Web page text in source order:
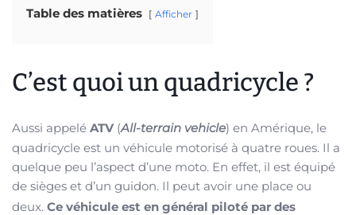
Table des matières Afficher
C’est quoi un quadricycle ?
Aussi appelé ATV (All-terrain vehicle) en Amérique, le
quadricycle est un véhicule motorisé à quatre roues. Il a
quelque peu l’aspect d’une moto. En effet, il est équipé
de sièges et d’un guidon. Il peut avoir une place ou
deux. Ce véhicule est en général piloté par des